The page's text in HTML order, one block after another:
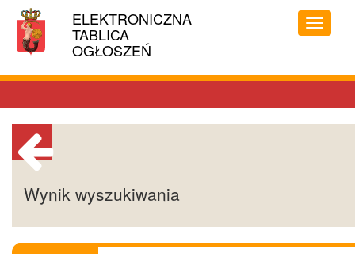
Linki
ułatwień
dostępu
menu
MIASTO
STOŁECZNE
WARSZAWA
ELEKTRONICZNA
TABLICA
OGŁOSZEŃ
do
strony
Wynik wyszukiwania